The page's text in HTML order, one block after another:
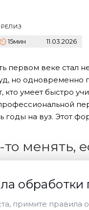
15мин 11.03.2026
первом веке стал
но одновременно
кто умеет быстро
годы на вуз. Этот
менять,
держаться за
все чаще
что карьера
обработки
примите правила